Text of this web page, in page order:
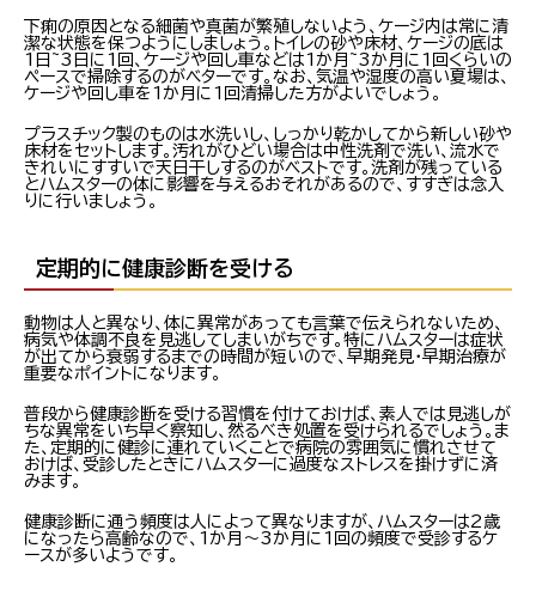
下痢の原因となる細菌や真菌が繁殖しないよう、ケージ内は常に清
潔な状態を保つようにしましょう。トイレの砂や床材、ケージの底は
1日~3日に1回、ケージや回し車などは1か月~3か月に1回くらいの
ペースで掃除するのがベターです。なお、気温や湿度の高い夏場は、
ケージや回し車を1か月に1回清掃した方がよいでしょう。
プラスチック製のものは水洗いし、しっかり乾かしてから新しい砂や
床材をセットします。汚れがひどい場合は中性洗剤で洗い、流水で
きれいにすすいで天日干しするのがベストです。洗剤が残っている
とハムスターの体に影響を与えるおそれがあるので、すすぎは念入
りに行いましょう。
定期的に健康診断を受ける
動物は人と異なり、体に異常があっても言葉で伝えられないため、
病気や体調不良を見逃してしまいがちです。特にハムスターは症状
が出てから衰弱するまでの時間が短いので、早期発見・早期治療が
重要なポイントになります。
普段から健康診断を受ける習慣を付けておけば、素人では見逃しが
ちな異常をいち早く察知し、然るべき処置を受けられるでしょう。ま
た、定期的に健診に連れていくことで病院の雰囲気に慣れさせて
おけば、受診したときにハムスターに過度なストレスを掛けずに済
みます。
健康診断に通う頻度は人によって異なりますが、ハムスターは2歳
になったら高齢なので、1か月～3か月に1回の頻度で受診するケ
ースが多いようです。